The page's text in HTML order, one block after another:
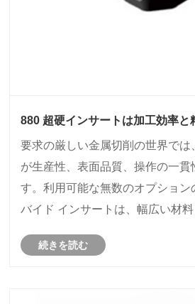
880 超硬インサートは加工効率と
要求の厳しい金属切削の世界では
が生産性、表面品質、操作の一貫
す。利用可能な無数のオプション
バイド インサートは、幅広い材
す。この包括的な分析では、これ
続きを読む